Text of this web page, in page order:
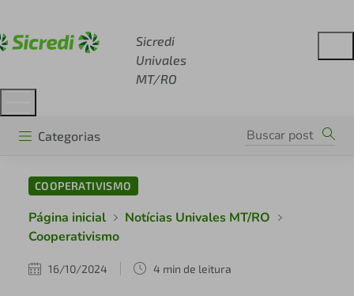
Sicredi
Univales
MT/RO
Categorias
COOPERATIVISMO
Página inicial
Notícias Univales MT/RO
Cooperativismo
16/10/2024 4 min de leitura